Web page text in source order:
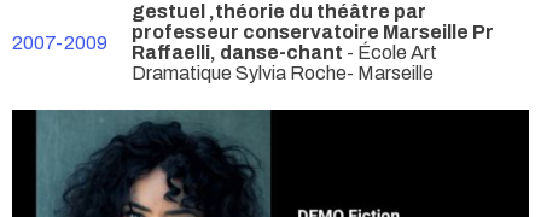
2007-2009
gestuel ,théorie du théâtre par
professeur conservatoire Marseille Pr
Raffaelli, danse-chant - École Art
Dramatique Sylvia Roche- Marseille